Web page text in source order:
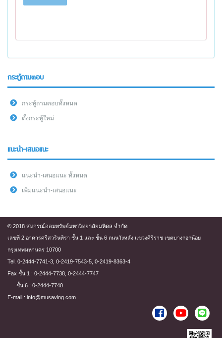
กระทู้ถามตอบ
กระทู้ถามตอบทั้งหมด
ตั้งกระทู้ใหม่
แนะนำ-เสนอแนะ
แนะนำ-เสนอแนะ ทั้งหมด
เพิ่มแนะนำ-เสนอแนะ
© 2018 สหกรณ์ออมทรัพย์มหาวิทยาลัยมหิดล จำกัด
เลขที่ 2 อาคารศรีสวรินทิรา ชั้น 1 และ ชั้น 6 ถนนวังหลัง แขวงศิริราช เขตบางกอกน้อย
กรุงเทพมหานคร 10700
Tel. 0-2444-7741-3, 0-2419-7543-5, 0-2419-8363-4
Fax ชั้น 1 : 0-2444-7738, 0-2444-7747
ชั้น 6 : 0-2444-7740
E-mail : info@musaving.com